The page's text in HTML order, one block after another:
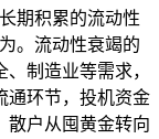
期积累的流动性
。流动性衰竭的
制造业等需求，
通环节，投机资金
散户从囤黄金转向